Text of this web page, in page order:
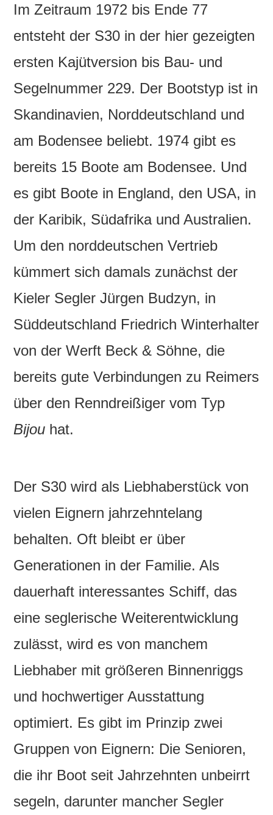
Im Zeitraum 1972 bis Ende 77
entsteht der S30 in der hier gezeigten
ersten Kajütversion bis Bau- und
Segelnummer 229. Der Bootstyp ist in
Skandinavien, Norddeutschland und
am Bodensee beliebt. 1974 gibt es
bereits 15 Boote am Bodensee. Und
es gibt Boote in England, den USA, in
der Karibik, Südafrika und Australien.
Um den norddeutschen Vertrieb
kümmert sich damals zunächst der
Kieler Segler Jürgen Budzyn, in
Süddeutschland Friedrich Winterhalter
von der Werft Beck & Söhne, die
bereits gute Verbindungen zu Reimers
über den Renndreißiger vom Typ
Bijou hat.
Der S30 wird als Liebhaberstück von
vielen Eignern jahrzehntelang
behalten. Oft bleibt er über
Generationen in der Familie. Als
dauerhaft interessantes Schiff, das
eine seglerische Weiterentwicklung
zulässt, wird es von manchem
Liebhaber mit größeren Binnenriggs
und hochwertiger Ausstattung
optimiert. Es gibt im Prinzip zwei
Gruppen von Eignern: Die Senioren,
die ihr Boot seit Jahrzehnten unbeirrt
segeln, darunter mancher Segler